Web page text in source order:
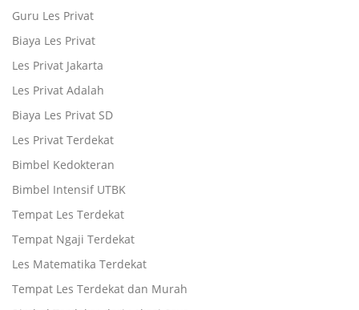
Guru Les Privat
Biaya Les Privat
Les Privat Jakarta
Les Privat Adalah
Biaya Les Privat SD
Les Privat Terdekat
Bimbel Kedokteran
Bimbel Intensif UTBK
Tempat Les Terdekat
Tempat Ngaji Terdekat
Les Matematika Terdekat
Tempat Les Terdekat dan Murah